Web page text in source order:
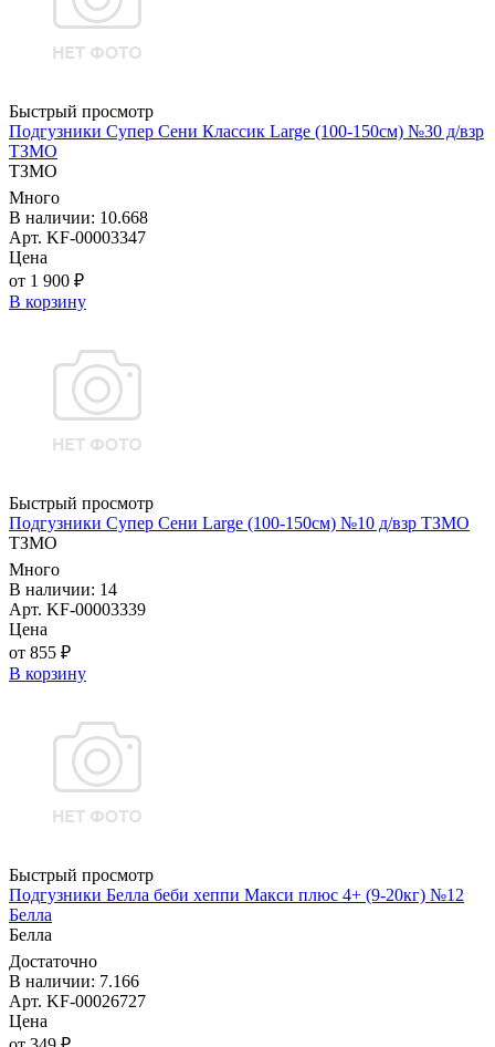
Быстрый просмотр
Подгузники Супер Сени Классик Large (100-150см) №30 д/взр
ТЗМО
ТЗМО
Много
В наличии: 10.668
Арт. KF-00003347
Цена
от 1 900 ₽
В корзину
Быстрый просмотр
Подгузники Супер Сени Large (100-150см) №10 д/взр ТЗМО
ТЗМО
Много
В наличии: 14
Арт. KF-00003339
Цена
от 855 ₽
В корзину
Быстрый просмотр
Подгузники Белла беби хеппи Макси плюс 4+ (9-20кг) №12
Белла
Белла
Достаточно
В наличии: 7.166
Арт. KF-00026727
Цена